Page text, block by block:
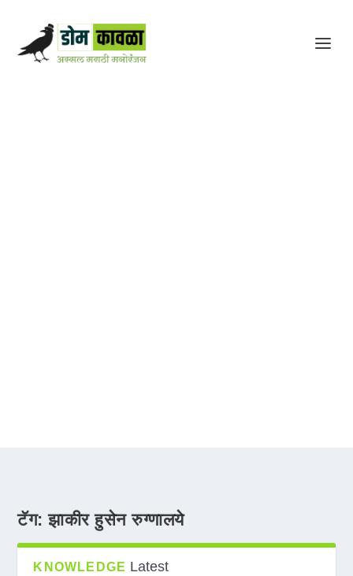
टॅग:झाकीर हुसेन रुग्णालये
KNOWLEDGE Latest